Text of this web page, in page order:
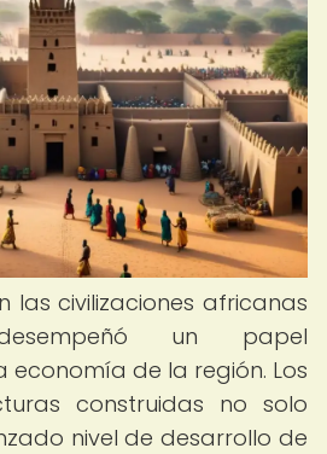
las civilizaciones africanas
un papel
economía de la región. Los
construidas no solo
nivel de desarrollo de